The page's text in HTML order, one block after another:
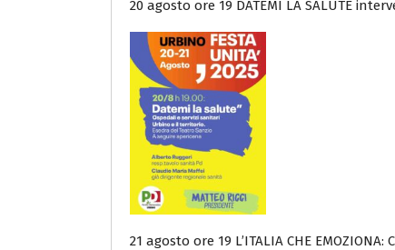
20 agosto ore 19 DATEMI LA SALUTE
21 agosto ore 19 L’ITALIA CHE